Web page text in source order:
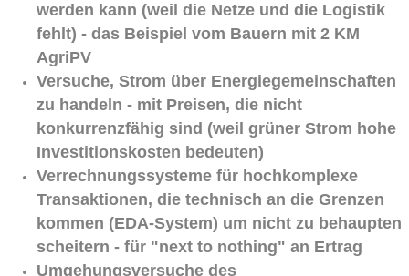
werden kann (weil die Netze und die Logistik
fehlt) - das Beispiel vom Bauern mit 2 KM
AgriPV
Versuche, Strom über Energiegemeinschaften
zu handeln - mit Preisen, die nicht
konkurrenzfähig sind (weil grüner Strom hohe
Investitionskosten bedeuten)
Verrechnungssysteme für hochkomplexe
Transaktionen, die technisch an die Grenzen
kommen (EDA-System) um nicht zu behaupten
scheitern - für "next to nothing" an Ertrag
Umgehungsversuche des